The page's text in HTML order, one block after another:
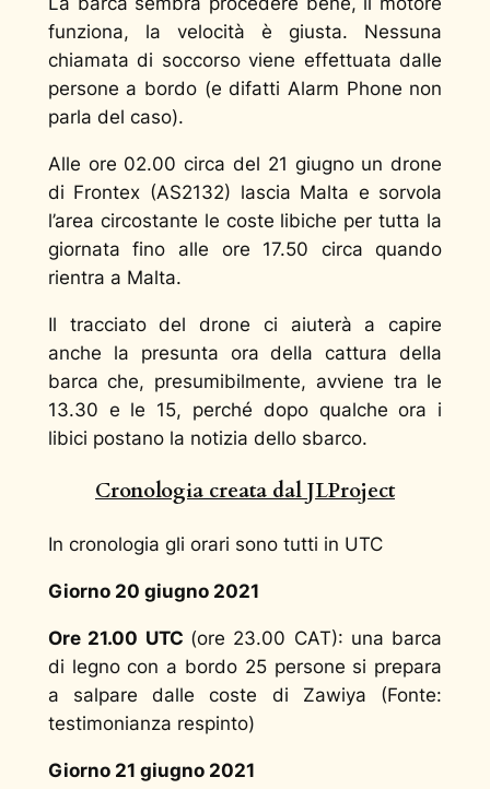
funziona, la velocità è giusta. Nessuna
chiamata di soccorso viene effettuata dalle
persone a bordo (e difatti Alarm Phone non
parla del caso).
Alle ore 02.00 circa del 21 giugno un drone
di Frontex (AS2132) lascia Malta e sorvola
l’area circostante le coste libiche per tutta la
giornata fino alle ore 17.50 circa quando
rientra a Malta.
Il tracciato del drone ci aiuterà a capire
anche la presunta ora della cattura della
barca che, presumibilmente, avviene tra le
13.30 e le 15, perché dopo qualche ora i
libici postano la notizia dello sbarco.
Cronologia creata dal JLProject
In cronologia gli orari sono tutti in UTC
Giorno 20 giugno 2021
Ore 21.00 UTC (ore 23.00 CAT): una barca
di legno con a bordo 25 persone si prepara
a salpare dalle coste di Zawiya (Fonte:
testimonianza respinto)
Giorno 21 giugno 2021